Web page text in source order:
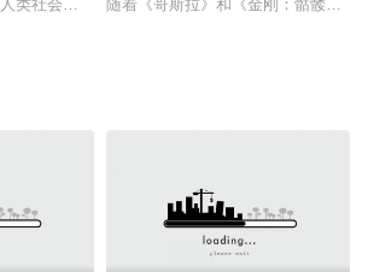
巨制。一块大黑石树立在史前人
类社会高度发展，并已实现向外太空的殖民。而在
随着《哥斯拉》和《金刚：骷髅岛》